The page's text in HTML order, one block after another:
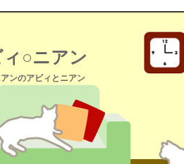
ィ○ニアン
ンのアビィとニアン